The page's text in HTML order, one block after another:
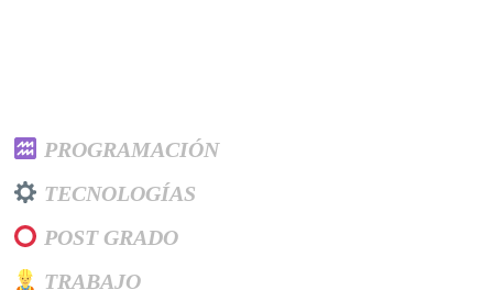
PROGRAMACIÓN
TECNOLOGÍAS
POST GRADO
TRABAJO